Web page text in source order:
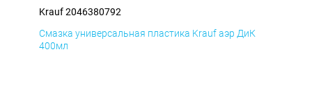
Krauf 2046380792
Смазка универсальная пластика Krauf аэр ДиК
400мл